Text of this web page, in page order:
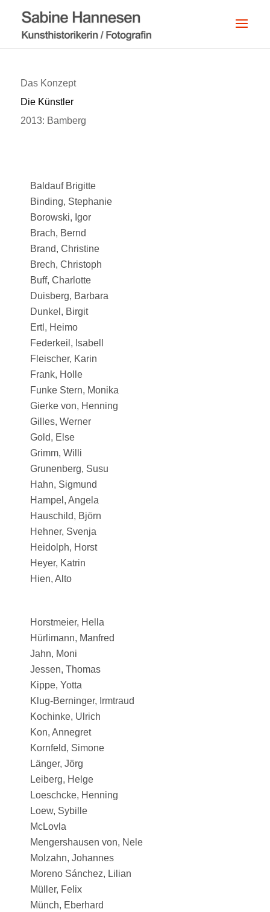
Das Konzept
Die Künstler
2013: Bamberg
Baldauf Brigitte
Binding, Stephanie
Borowski, Igor
Brach, Bernd
Brand, Christine
Brech, Christoph
Buff, Charlotte
Duisberg, Barbara
Dunkel, Birgit
Ertl, Heimo
Federkeil, Isabell
Fleischer, Karin
Frank, Holle
Funke Stern, Monika
Gierke von, Henning
Gilles, Werner
Gold, Else
Grimm, Willi
Grunenberg, Susu
Hahn, Sigmund
Hampel, Angela
Hauschild, Björn
Hehner, Svenja
Heidolph, Horst
Heyer, Katrin
Hien, Alto
Horstmeier, Hella
Hürlimann, Manfred
Jahn, Moni
Jessen, Thomas
Kippe, Yotta
Klug-Berninger, Irmtraud
Kochinke, Ulrich
Kon, Annegret
Kornfeld, Simone
Länger, Jörg
Leiberg, Helge
Loeschcke, Henning
Loew, Sybille
McLovla
Mengershausen von, Nele
Molzahn, Johannes
Moreno Sánchez, Lilian
Müller, Felix
Münch, Eberhard